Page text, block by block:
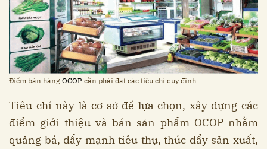
Điểm bán hàng OCOP cần phải đạt các tiêu chí quy định
Tiêu chí này là cơ sở để lựa chọn, xây dựng các
điểm giới thiệu và bán sản phẩm OCOP nhằm
quảng bá, đẩy mạnh tiêu thụ, thúc đẩy sản xuất,